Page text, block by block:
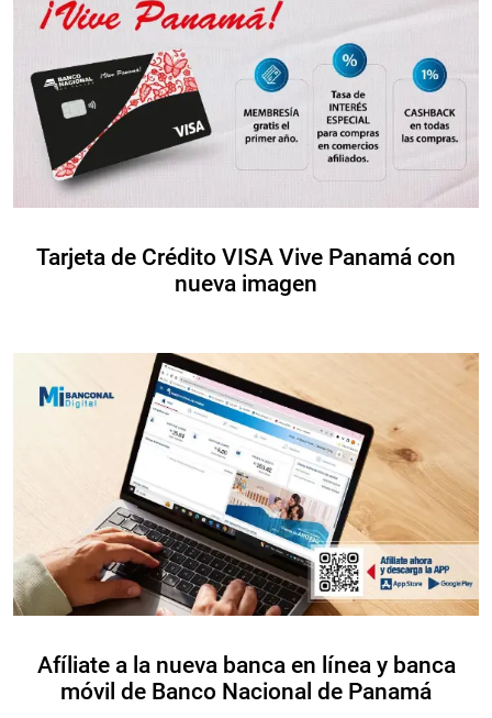
Tarjeta de Crédito VISA Vive Panamá con
nueva imagen
Afíliate a la nueva banca en línea y banca
móvil de Banco Nacional de Panamá